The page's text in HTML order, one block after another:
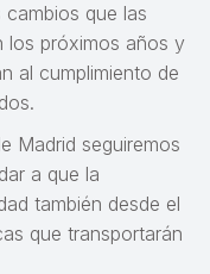
que las
los próximos años y
al cumplimiento de
Madrid seguiremos
a que la
también desde el
que transportarán